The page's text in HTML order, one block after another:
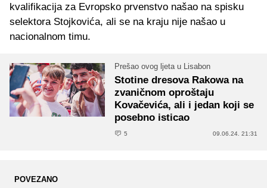
kvalifikacija za Evropsko prvenstvo našao na spisku
selektora Stojkovića, ali se na kraju nije našao u
nacionalnom timu.
Prešao ovog ljeta u Lisabon
Stotine dresova Rakowa na
zvaničnom oproštaju
Kovačevića, ali i jedan koji se
posebno isticao
5 09.06.24. 21:31
POVEZANO